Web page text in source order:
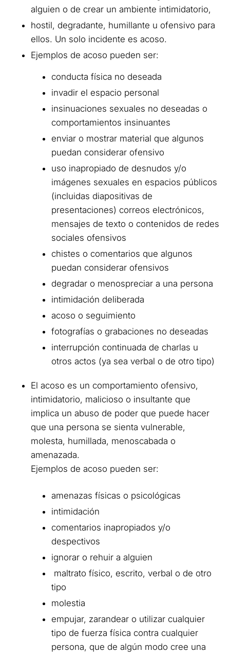
alguien o de crear un ambiente intimidatorio,
hostil, degradante, humillante u ofensivo para
ellos. Un solo incidente es acoso.
Ejemplos de acoso pueden ser:
conducta física no deseada
invadir el espacio personal
insinuaciones sexuales no deseadas o
comportamientos insinuantes
enviar o mostrar material que algunos
puedan considerar ofensivo
uso inapropiado de desnudos y/o
imágenes sexuales en espacios públicos
(incluidas diapositivas de
presentaciones) correos electrónicos,
mensajes de texto o contenidos de redes
sociales ofensivos
chistes o comentarios que algunos
puedan considerar ofensivos
degradar o menospreciar a una persona
intimidación deliberada
acoso o seguimiento
fotografías o grabaciones no deseadas
interrupción continuada de charlas u
otros actos (ya sea verbal o de otro tipo)
El acoso es un comportamiento ofensivo,
intimidatorio, malicioso o insultante que
implica un abuso de poder que puede hacer
que una persona se sienta vulnerable,
molesta, humillada, menoscabada o
amenazada.
Ejemplos de acoso pueden ser:
amenazas físicas o psicológicas
intimidación
comentarios inapropiados y/o
despectivos
ignorar o rehuir a alguien
maltrato físico, escrito, verbal o de otro
tipo
molestia
empujar, zarandear o utilizar cualquier
tipo de fuerza física contra cualquier
persona, que de algún modo cree una